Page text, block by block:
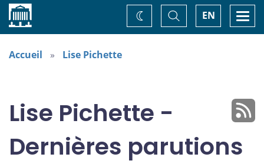
Accueil EN
Basculer
la
recherche
Changez
de
Accueil Lise Pichette
Lise Pichette -
Dernières parutions